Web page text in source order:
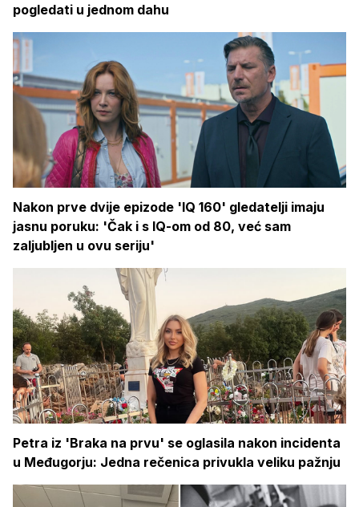
pogledati u jednom dahu
Nakon prve dvije epizode 'IQ 160' gledatelji imaju
jasnu poruku: 'Čak i s IQ-om od 80, već sam
zaljubljen u ovu seriju'
Petra iz 'Braka na prvu' se oglasila nakon incidenta
u Međugorju: Jedna rečenica privukla veliku pažnju